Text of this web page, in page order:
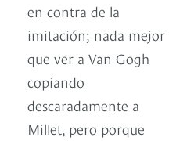
en contra de la
imitación; nada mejor
que ver a Van Gogh
copiando
descaradamente a
Millet, pero porque